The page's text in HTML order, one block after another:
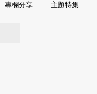
專欄分享 主題特集